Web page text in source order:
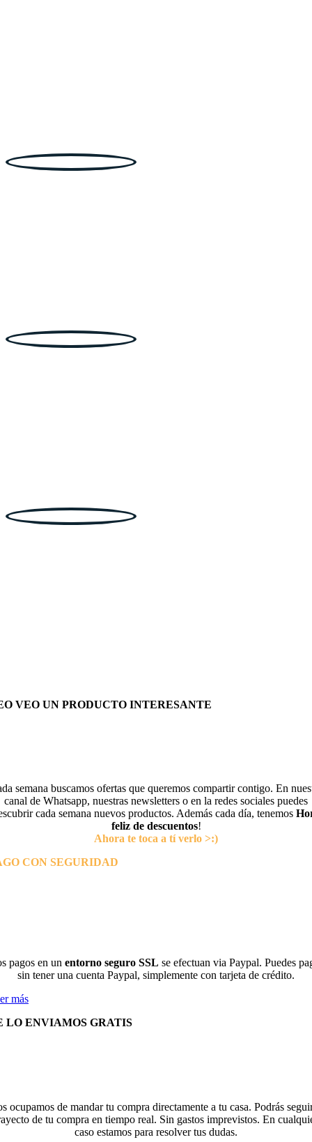
VEO UN PRODUCTO INTERESANTE
semana buscamos ofertas que queremos compartir contigo. En
canal de Whatsapp, nuestras newsletters o en la redes sociales puedes
cada semana nuevos productos. Además cada día, tenemos
feliz de descuentos!
Ahora te toca a tí verlo >:)
CON SEGURIDAD
pagos en un entorno seguro SSL se efectuan via Paypal. Puedes
sin tener una cuenta Paypal, simplemente con tarjeta de crédito.
más
LO ENVIAMOS GRATIS
ocupamos de mandar tu compra directamente a tu casa. Podrás
de tu compra en tiempo real. Sin gastos imprevistos. En
caso estamos para resolver tus dudas.